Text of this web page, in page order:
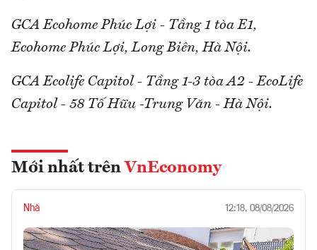
GCA Ecohome Phúc Lợi - Tầng 1 tòa E1,
Ecohome Phúc Lợi, Long Biên, Hà Nội.
GCA Ecolife Capitol - Tầng 1-3 tòa A2 - EcoLife
Capitol - 58 Tố Hữu -Trung Văn - Hà Nội.
Mới nhất trên VnEconomy
Nhà 12:18, 08/08/2026